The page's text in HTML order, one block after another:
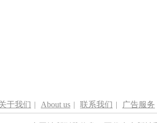
于我们 | About us | 联系我们 | 广告服务